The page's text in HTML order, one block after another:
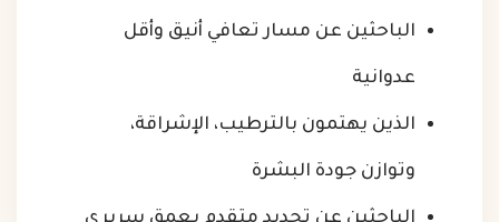
الباحثين عن مسار تعافي أنيق وأقل
عدوانية
الذين يهتمون بالترطيب، الإشراقة،
وتوازن جودة البشرة